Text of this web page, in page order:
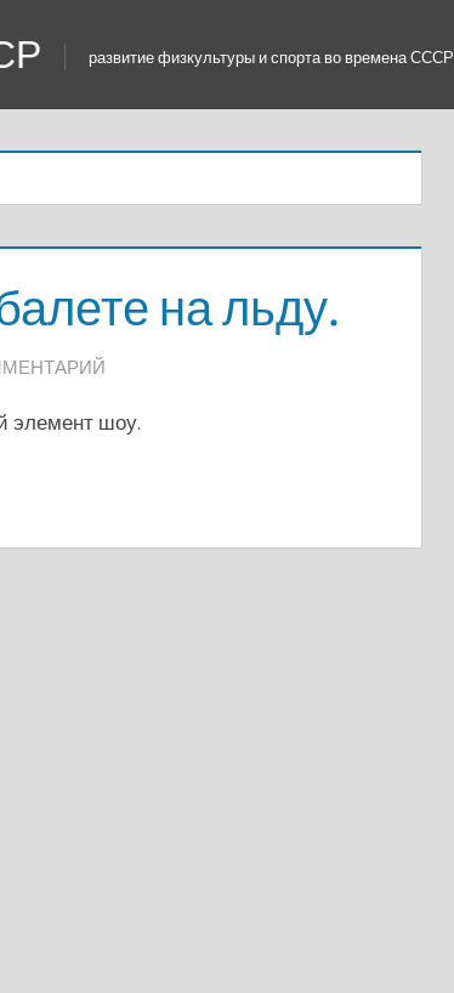
развитие физкультуры и спорта во времена СССР
на льду.
элемент шоу.